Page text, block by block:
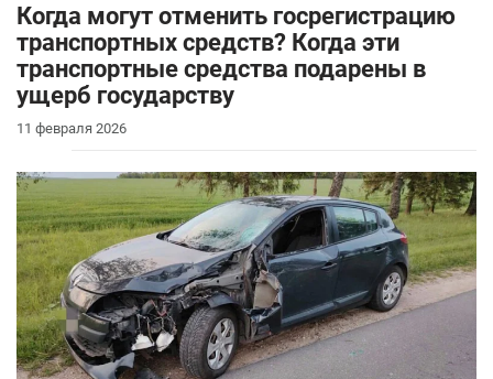
Когда могут отменить госрегистрацию
транспортных средств? Когда эти
транспортные средства подарены в
ущерб государству
11 февраля 2026